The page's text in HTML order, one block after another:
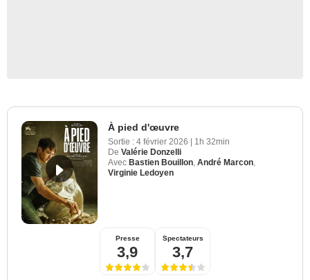
À pied d'œuvre
Sortie : 4 février 2026 | 1h 32min
De Valérie Donzelli
Avec Bastien Bouillon André Marcon
Virginie Ledoyen
Presse
3,9
Spectateurs
3,7